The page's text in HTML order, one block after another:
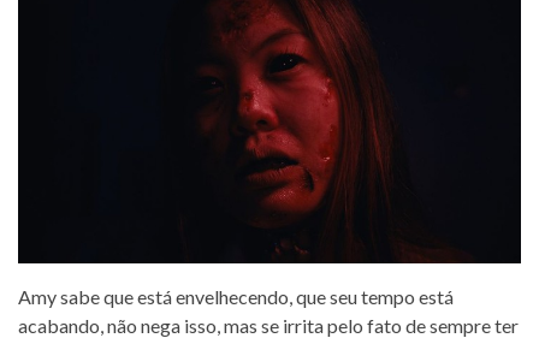
Amy sabe que está envelhecendo, que seu tempo está
acabando, não nega isso, mas se irrita pelo fato de sempre ter